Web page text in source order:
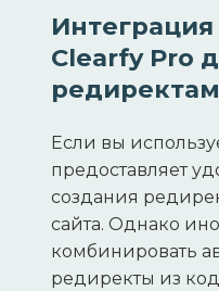
Clearfy Pro
Если вы
предоставляет
создания
сайта. Однако
комбинировать
редиректы из